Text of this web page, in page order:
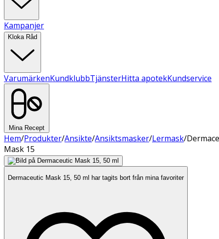
Kampanjer
Kloka Råd
VarumärkenKundklubbTjänsterHitta apotekKundservice
Mina Recept
Hem/Produkter/Ansikte/Ansiktsmasker/Lermask/
Mask 15
Dermaceutic Mask 15, 50 ml har tagits bort från mina favoriter